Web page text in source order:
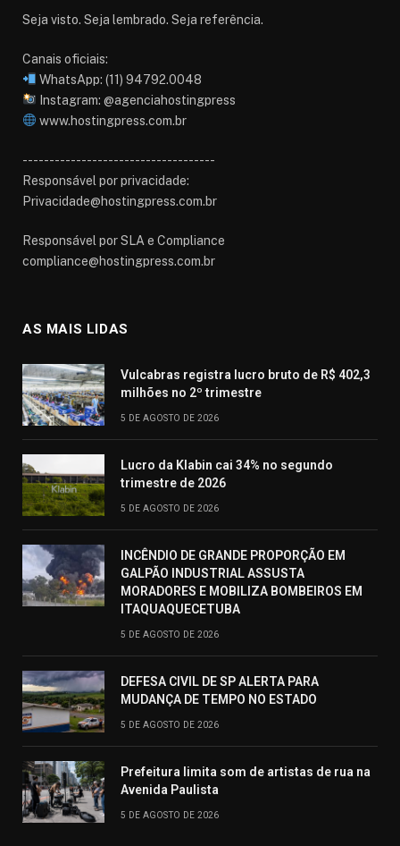
Seja visto. Seja lembrado. Seja referência.
Canais oficiais:
WhatsApp: (11) 94792.0048
Instagram: @agenciahostingpress
www.hostingpress.com.br⁠
------------------------------------
Responsável por privacidade:
Privacidade@hostingpress.com.br
Responsável por SLA e Compliance
compliance@hostingpress.com.br
AS MAIS LIDAS
Vulcabras registra lucro bruto de R$ 402,3
milhões no 2º trimestre
5 DE AGOSTO DE 2026
Lucro da Klabin cai 34% no segundo
trimestre de 2026
5 DE AGOSTO DE 2026
INCÊNDIO DE GRANDE PROPORÇÃO EM
GALPÃO INDUSTRIAL ASSUSTA
MORADORES E MOBILIZA BOMBEIROS EM
ITAQUAQUECETUBA
5 DE AGOSTO DE 2026
DEFESA CIVIL DE SP ALERTA PARA
MUDANÇA DE TEMPO NO ESTADO
5 DE AGOSTO DE 2026
Prefeitura limita som de artistas de rua na
Avenida Paulista
5 DE AGOSTO DE 2026